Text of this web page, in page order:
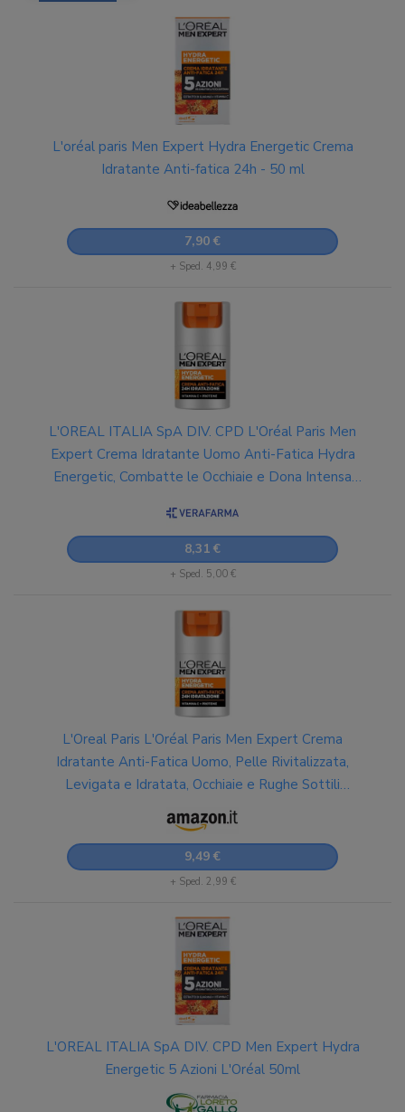
L'oréal paris Men Expert Hydra Energetic Crema
Idratante Anti-fatica 24h - 50 ml
7,90 €
+ Sped. 4,99 €
L'OREAL ITALIA SpA DIV. CPD L'Oréal Paris Men
Expert Crema Idratante Uomo Anti-Fatica Hydra
Energetic, Combatte le Occhiaie e Dona Intensa
ml
8,31 €
+ Sped. 5,00 €
L'Oreal Paris L'Oréal Paris Men Expert Crema
Idratante Anti-Fatica Uomo, Pelle Rivitalizzata,
Levigata e Idratata, Occhiaie e Rughe Sottili
Ridotte, Arricchita con Proteine e Vitamina C, Hydra
Energetic, 50 ml
9,49 €
+ Sped. 2,99 €
L'OREAL ITALIA SpA DIV. CPD Men Expert Hydra
Energetic 5 Azioni L'Oréal 50ml